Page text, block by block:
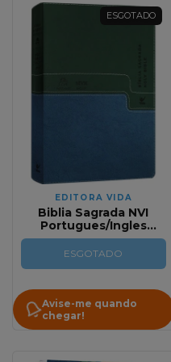
ESGOTADO
EDITORA VIDA
Biblia Sagrada NVI
Portugues/Ingles
Verde/Azul NVI
ESGOTADO
Avise-me quando
chegar!